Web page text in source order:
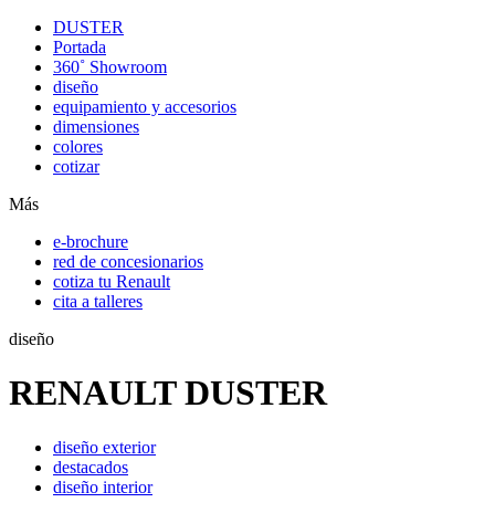
DUSTER
Portada
360˚ Showroom
diseño
equipamiento y accesorios
dimensiones
colores
cotizar
Más
e-brochure
red de concesionarios
cotiza tu Renault
cita a talleres
diseño
RENAULT DUSTER
diseño exterior
destacados
diseño interior